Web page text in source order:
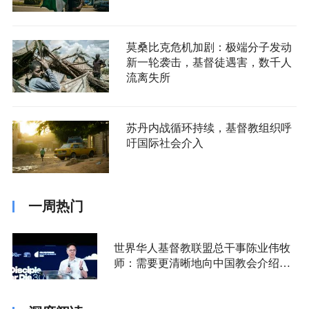
莫桑比克危机加剧：极端分子发动
新一轮袭击，基督徒遇害，数千人
流离失所
苏丹内战循环持续，基督教组织呼
吁国际社会介入
一周热门
世界华人基督教联盟总干事陈业伟牧
师：需要更清晰地向中国教会介绍福